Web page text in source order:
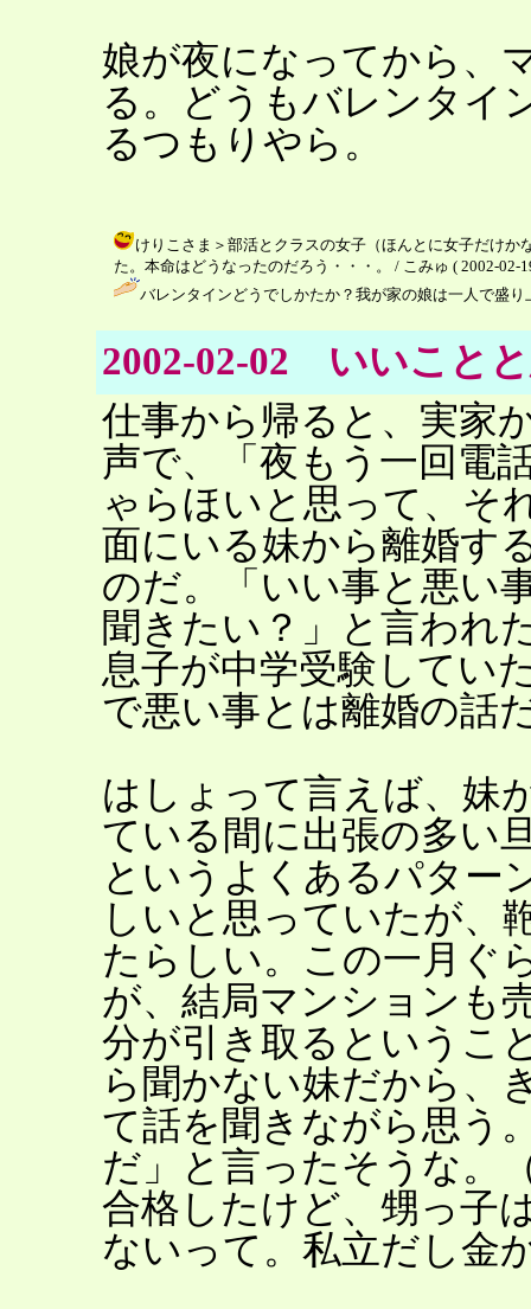
娘が夜になってから、
る。どうもバレンタイ
るつもりやら。
けりこさま＞部活とクラスの女子（ほんとに女子だけ
た。本命はどうなったのだろう・・・。 / こみゅ ( 2002-02-
バレンタインどうでしかたか？我が家の娘は一人で盛
2002-02-02 いいこと
仕事から帰ると、実家
声で、「夜もう一回電
ゃらほいと思って、そ
面にいる妹から離婚す
のだ。「いい事と悪い
聞きたい？」と言われ
息子が中学受験してい
で悪い事とは離婚の話
はしょって言えば、妹
ている間に出張の多い
というよくあるパター
しいと思っていたが、
たらしい。この一月ぐ
が、結局マンションも
分が引き取るというこ
ら聞かない妹だから、
て話を聞きながら思う
だ」と言ったそうな。
合格したけど、甥っ子
ないって。私立だし金